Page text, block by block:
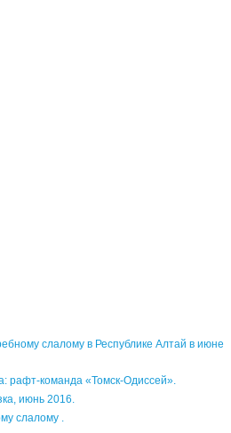
слалому в Республике Алтай в июне
рафт-команда «Томск-Одиссей».
июнь 2016.
слалому .